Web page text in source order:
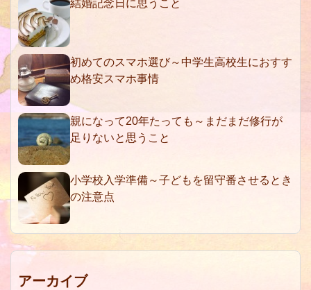
結婚記念日に思うこと
初めてのスマホ選び～中学生高校生におすす
め格安スマホ事情
親になって20年たっても～まだまだ修行が
足りないと思うこと
小学校入学準備～子どもを留守番させるとき
の注意点
アーカイブ